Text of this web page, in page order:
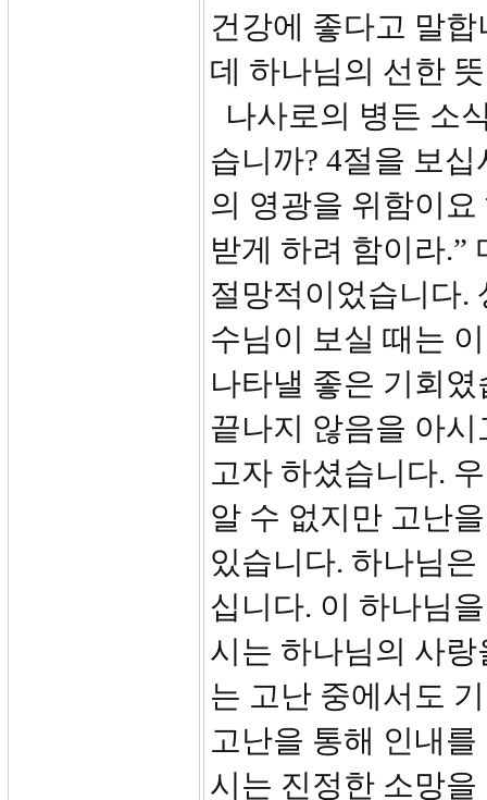
건강에 좋다고 말
데 하나님의 선한
나사로의 병든 소
습니까? 4절을 보
의 영광을 위함이
받게 하려 함이라.”
절망적이었습니다.
수님이 보실 때는
나타낼 좋은 기회
끝나지 않음을 아
고자 하셨습니다.
알 수 없지만 고난
있습니다. 하나님
십니다. 이 하나님
시는 하나님의 사
는 고난 중에서도
고난을 통해 인내
시는 진정한 소망